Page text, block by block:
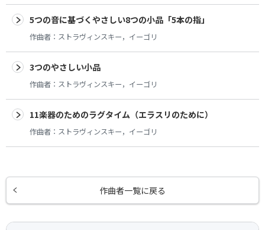
5つの音に基づくやさしい8つの小品「5本の指」
作曲者： ストラヴィンスキー，イーゴリ
3つのやさしい小品
作曲者： ストラヴィンスキー，イーゴリ
11楽器のためのラグタイム（エラスリのために）
作曲者： ストラヴィンスキー，イーゴリ
作曲者一覧に戻る